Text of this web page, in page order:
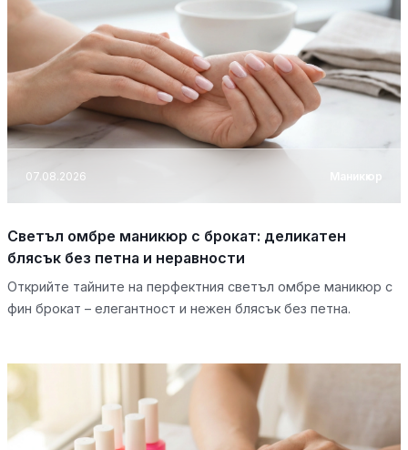
07.08.2026 Маникюр
Светъл омбре маникюр с брокат: деликатен
блясък без петна и неравности
Открийте тайните на перфектния светъл омбре маникюр с
фин брокат – елегантност и нежен блясък без петна.